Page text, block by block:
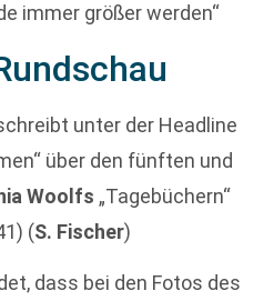
immer größer werden“
unter der Headline
über den fünften und
Woolfs „Tagebüchern“
(S. Fischer)
dass bei den Fotos des